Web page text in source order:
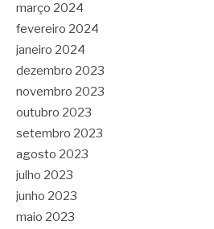
março 2024
fevereiro 2024
janeiro 2024
dezembro 2023
novembro 2023
outubro 2023
setembro 2023
agosto 2023
julho 2023
junho 2023
maio 2023